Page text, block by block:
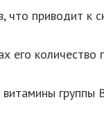
что приводит
его
группы